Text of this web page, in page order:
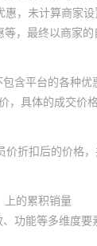
，未计算商家
，最终以商家
含平台的各种
具体的成交价
折扣后的价格，
上的累积销量
功能等多维度